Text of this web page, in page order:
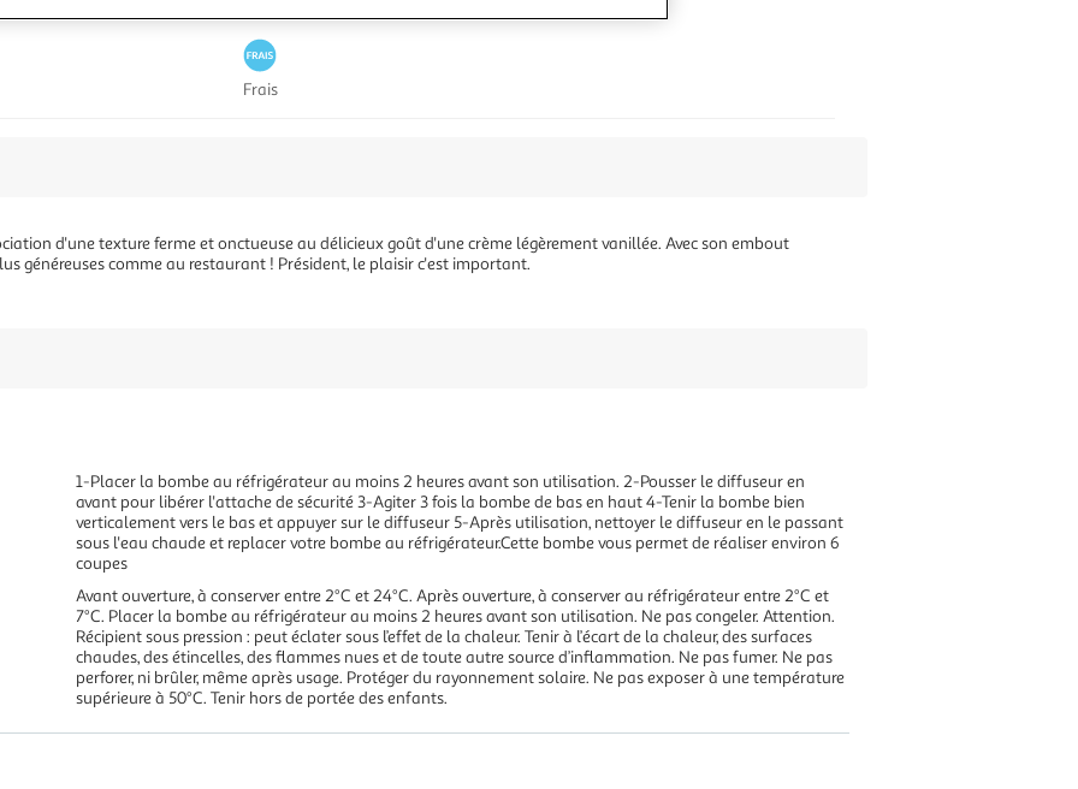
Frais
d'une texture ferme et onctueuse au délicieux goût d'une crème légèrement vanillée. Avec son embout
généreuses comme au restaurant ! Président, le plaisir c'est important.
1-Placer la bombe au réfrigérateur au moins 2 heures avant son utilisation. 2-Pousser le diffuseur en
avant pour libérer l'attache de sécurité 3-Agiter 3 fois la bombe de bas en haut 4-Tenir la bombe bien
verticalement vers le bas et appuyer sur le diffuseur 5-Après utilisation, nettoyer le diffuseur en le passant
sous l'eau chaude et replacer votre bombe au réfrigérateur.Cette bombe vous permet de réaliser environ 6
coupes
Avant ouverture, à conserver entre 2°C et 24°C. Après ouverture, à conserver au réfrigérateur entre 2°C et
7°C. Placer la bombe au réfrigérateur au moins 2 heures avant son utilisation. Ne pas congeler. Attention.
Récipient sous pression : peut éclater sous l’effet de la chaleur. Tenir à l’écart de la chaleur, des surfaces
chaudes, des étincelles, des flammes nues et de toute autre source d’inflammation. Ne pas fumer. Ne pas
perforer, ni brûler, même après usage. Protéger du rayonnement solaire. Ne pas exposer à une température
supérieure à 50°C. Tenir hors de portée des enfants.